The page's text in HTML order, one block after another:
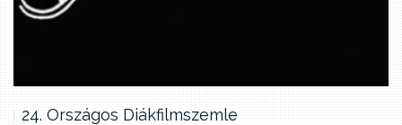
24. Országos Diákfilmszemle